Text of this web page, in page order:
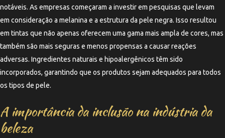
notáveis. As empresas começaram a investir em pesquisas que levam
em consideração a melanina e a estrutura da pele negra. Isso resultou
em tintas que não apenas oferecem uma gama mais ampla de cores, mas
também são mais seguras e menos propensas a causar reações
adversas. Ingredientes naturais e hipoalergênicos têm sido
incorporados, garantindo que os produtos sejam adequados para todos
os tipos de pele.
A importância da inclusão na indústria da
beleza